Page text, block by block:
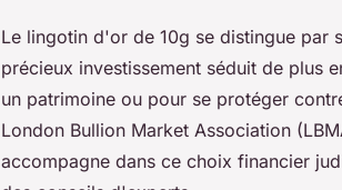
Le lingotin d'or de 10g se distingue par
précieux investissement séduit de plus
un patrimoine ou pour se protéger
London Bullion Market Association
accompagne dans ce choix financier